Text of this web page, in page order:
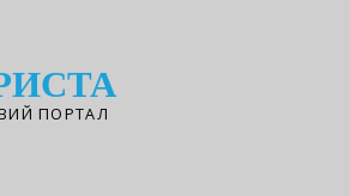
ПОРТАЛ